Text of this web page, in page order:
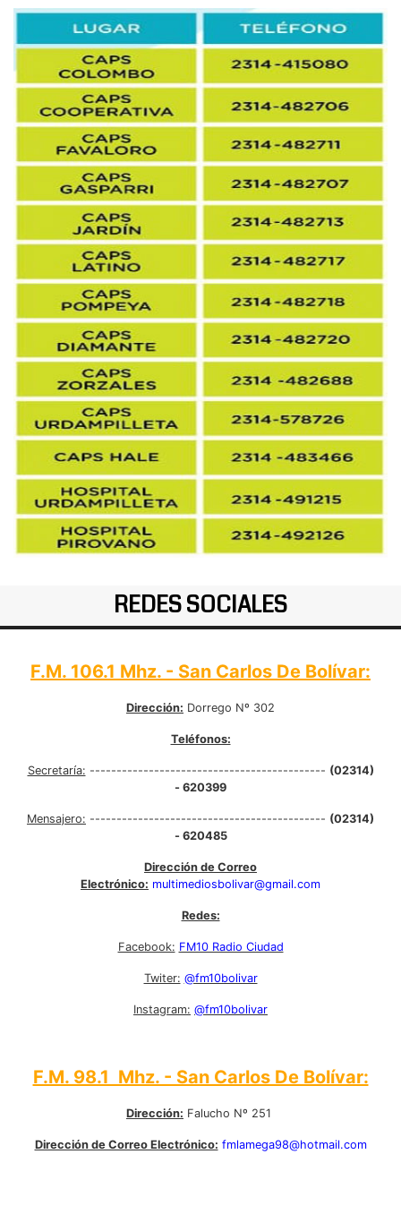
REDES SOCIALES
F.M. 106.1 Mhz. - San Carlos De Bolívar:
Dirección: Dorrego Nº 302
Teléfonos:
Secretaría: -------------------------------------------- (02314)
- 620399
Mensajero: -------------------------------------------- (02314)
- 620485
Dirección de Correo
Electrónico: multimediosbolivar@gmail.com
Redes:
Facebook: FM10 Radio Ciudad
Twiter: @fm10bolivar
Instagram: @fm10bolivar
F.M. 98.1 Mhz. - San Carlos De Bolívar:
Dirección: Falucho Nº 251
Dirección de Correo Electrónico: fmlamega98@hotmail.com